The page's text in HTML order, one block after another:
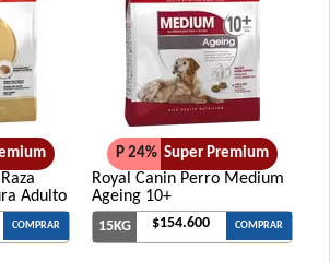
Adulto
COMPRAR
P 24% Super Premium
Royal Canin Perro Medium
Ageing 10+
15KG $154.600 COMPRAR